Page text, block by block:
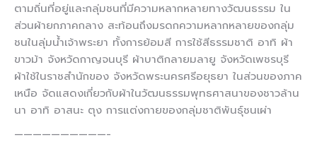
ตามถิ่นที่อยู่และกลุ่มชนที่มีความหลากหลายทางวัฒนธรรม ใน
ส่วนผ้ายกภาคกลาง สะท้อนถึงมรดกความหลากหลายของกลุ่ม
ชนในลุ่มน้ำเจ้าพระยา ทั้งการย้อมสี การใช้สีธรรมชาติ อาทิ ผ้า
ขาวม้า จังหวัดกาญจนบุรี ผ้าบาติกลายมลายู จังหวัดเพชรบุรี
ผ้าใช้ในราชสำนักของ จังหวัดพระนครศรีอยุธยา ในส่วนของภาค
เหนือ จัดแสดงเกี่ยวกับผ้าในวัฒนธรรมพุทธศาสนาของชาวล้าน
นา อาทิ อาสนะ ตุง การแต่งกายของกลุ่มชาติพันธุ์ชนเผ่า
——————————-